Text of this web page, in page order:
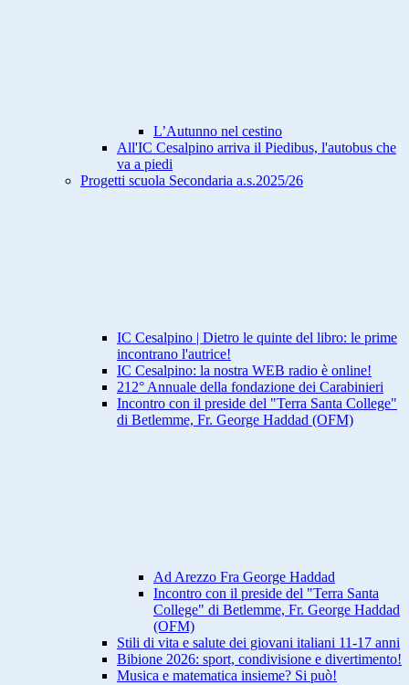
L’Autunno nel cestino
All'IC Cesalpino arriva il Piedibus, l'autobus che
va a piedi
Progetti scuola Secondaria a.s.2025/26
IC Cesalpino | Dietro le quinte del libro: le prime
incontrano l'autrice!
IC Cesalpino: la nostra WEB radio è online!
212° Annuale della fondazione dei Carabinieri
Incontro con il preside del "Terra Santa College"
di Betlemme, Fr. George Haddad (OFM)
Ad Arezzo Fra George Haddad
Incontro con il preside del "Terra Santa
College" di Betlemme, Fr. George Haddad
(OFM)
Stili di vita e salute dei giovani italiani 11-17 anni
Bibione 2026: sport, condivisione e divertimento!
Musica e matematica insieme? Si può!